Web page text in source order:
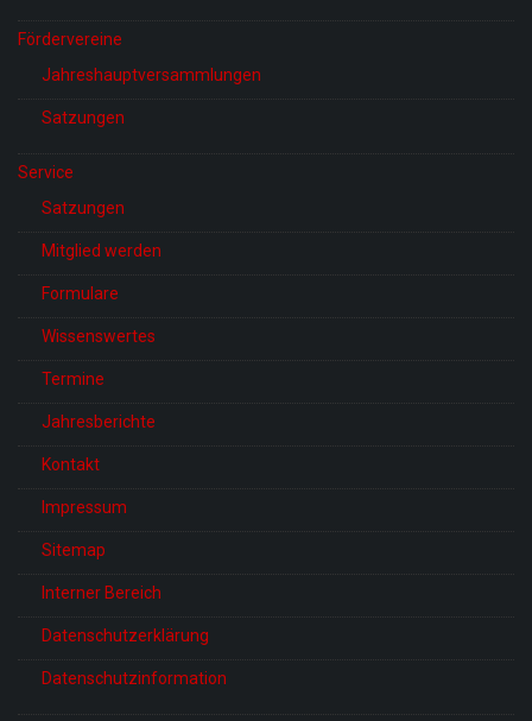
Fördervereine
Jahreshauptversammlungen
Satzungen
Service
Satzungen
Mitglied werden
Formulare
Wissenswertes
Termine
Jahresberichte
Kontakt
Impressum
Sitemap
Interner Bereich
Datenschutzerklärung
Datenschutzinformation